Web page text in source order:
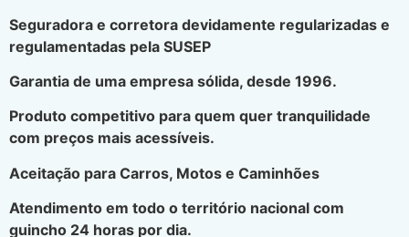
Seguradora e corretora devidamente regularizadas e
regulamentadas pela SUSEP
Garantia de uma empresa sólida, desde 1996.
Produto competitivo para quem quer tranquilidade
com preços mais acessíveis.
Aceitação para Carros, Motos e Caminhões
Atendimento em todo o território nacional com
guincho 24 horas por dia.